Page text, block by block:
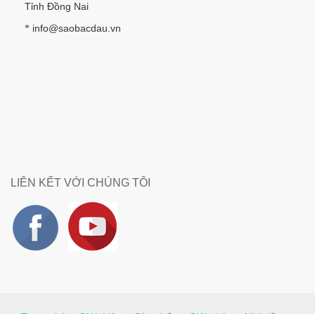
Tỉnh Đồng Nai
* info@saobacdau.vn
LIÊN KẾT VỚI CHÚNG TÔI